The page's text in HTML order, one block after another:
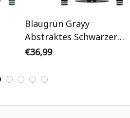
Blaugrün Grayy
Abstraktes Schwarzer
Ärmel Personalisiertes
€36,99